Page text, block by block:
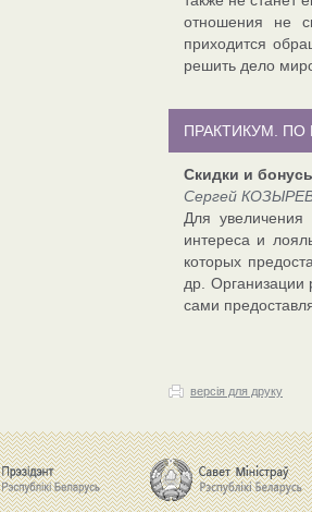
отношения не
приходится
решить дело
ПРАКТИКУМ.
Скидки и
Сергей
Для
интереса и
которых
др. Организации
сами
версія для друку